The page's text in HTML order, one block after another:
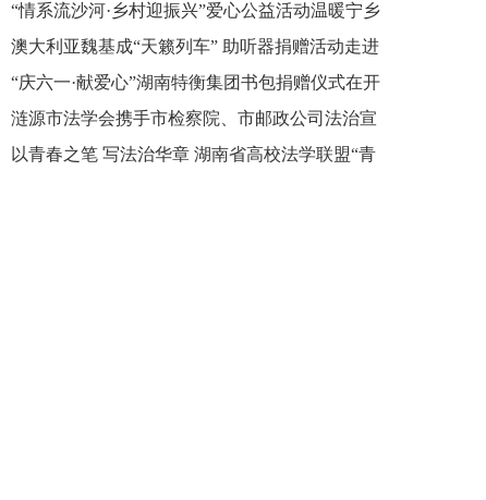
新之魂 湖南青年公证人为知识产权保护筑牢防线
“情系流沙河·乡村迎振兴”爱心公益活动温暖宁乡
市流沙河镇
澳大利亚魏基成“天籁列车” 助听器捐赠活动走进
开慧镇
“庆六一·献爱心”湖南特衡集团书包捐赠仪式在开
慧镇举行
涟源市法学会携手市检察院、市邮政公司法治宣
讲走进七星街镇仙洞中学
以青春之笔 写法治华章 湖南省高校法学联盟“青